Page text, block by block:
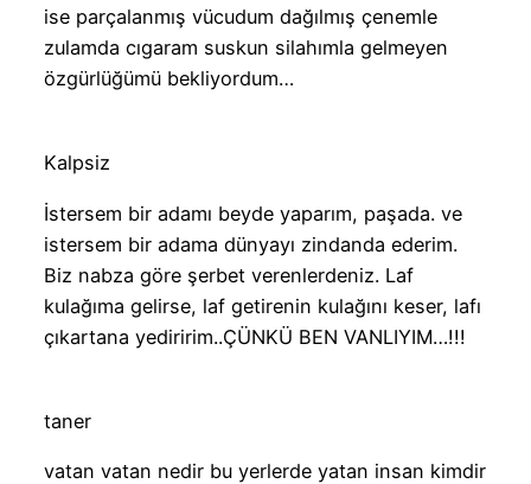
ise parçalanmış vücudum dağılmış çenemle
zulamda cıgaram suskun silahımla gelmeyen
özgürlüğümü bekliyordum…
Kalpsiz
İstersem bir adamı beyde yaparım, paşada. ve
istersem bir adama dünyayı zindanda ederim.
Biz nabza göre şerbet verenlerdeniz. Laf
kulağıma gelirse, laf getirenin kulağını keser, lafı
çıkartana yediririm..ÇÜNKÜ BEN VANLIYIM…!!!
taner
vatan vatan nedir bu yerlerde yatan insan kimdir